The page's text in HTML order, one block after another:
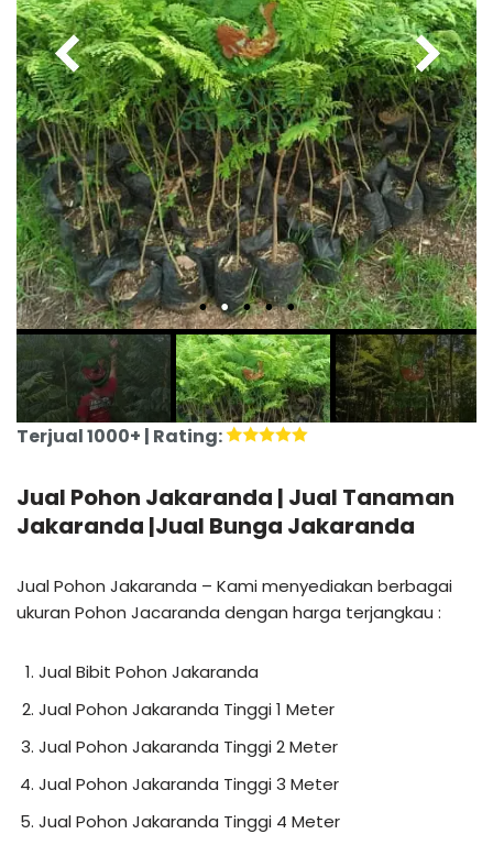
Terjual 1000+ | Rating:
Jual Pohon Jakaranda | Jual Tanaman
Jakaranda |Jual Bunga Jakaranda
Jual Pohon Jakaranda – Kami menyediakan berbagai
ukuran Pohon Jacaranda dengan harga terjangkau :
Jual Bibit Pohon Jakaranda
Jual Pohon Jakaranda Tinggi 1 Meter
Jual Pohon Jakaranda Tinggi 2 Meter
Jual Pohon Jakaranda Tinggi 3 Meter
Jual Pohon Jakaranda Tinggi 4 Meter